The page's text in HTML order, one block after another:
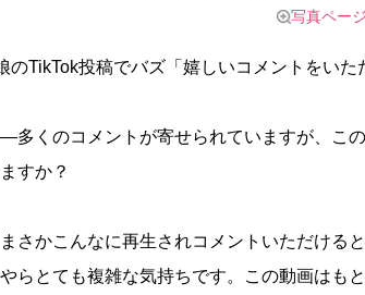
写真ペー
のTikTok投稿でバズ「嬉しいコメントをいた
くのコメントが寄せられていますが、こ
すか？
まさかこんなに再生されコメントいただける
らとても複雑な気持ちです。この動画はも